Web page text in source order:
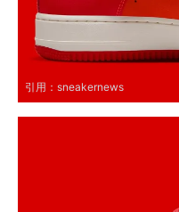
引用： sneakernews